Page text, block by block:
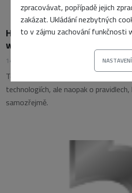
zpracovávat, popřípadě jejich
zakázat. Ukládání nezbytných
to v zájmu zachování funkčnosti
NASTAVENÍ
Hromádka drobných
webdesignéry
14. února 2012
Tentokrát nebude řeč o nových
technologiích, ale naopak o
samozřejmě.